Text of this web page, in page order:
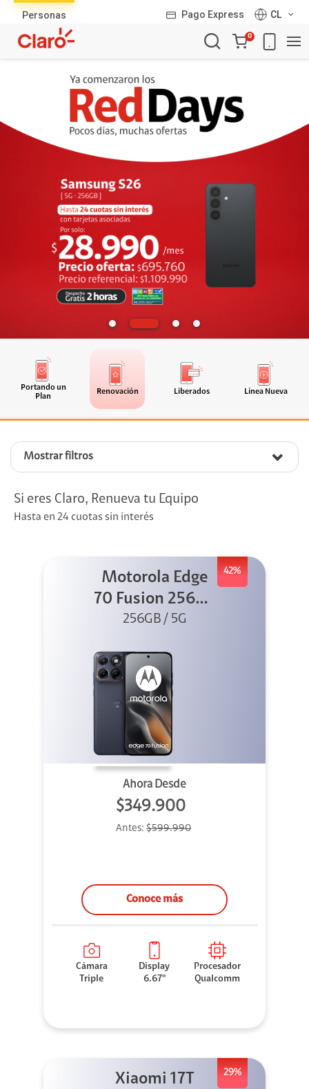
Personas Pago Express
CL
Carro
de
0
Portando un
Plan
Renovación Liberados Línea Nueva
Mostrar filtros
productos
Si eres Claro, Renueva tu Equipo
Hasta en 24 cuotas sin interés
42%
Motorola Edge
70 Fusion 256GB
Azul
256GB / 5G
Ahora Desde
$349.900
Antes: $599.990
Conoce más
Cámara
Triple
Display
6.67"
Procesador
Qualcomm
29%
Xiaomi 17T